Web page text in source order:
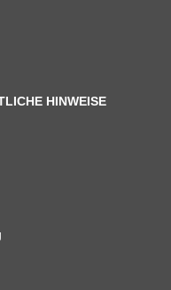
HINWEISE